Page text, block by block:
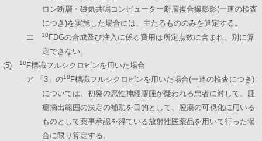
ロン断層・磁気共鳴コンピューター断層複合撮影影(一連の検査
につき)を実施した場合には、主たるもののみを算定する。
エ
18 FDGの合成及び注入に係る費用は所定点数に含まれ、別に算
定できない。
(5)
18 F標識フルシクロビンを用いた場合
ア 「3」の18 F標識フルシクロビンを用いた場合(一連の検査につき)
については、初発の悪性神経膠腫が疑われる患者に対して、腫
瘍摘出範囲の決定の補助を目的として、腫瘍の可視化に用いる
ものとして薬事承認を得ている放射性医薬品を用いて行った場
合に限り算定する。